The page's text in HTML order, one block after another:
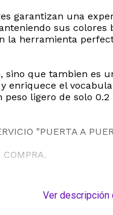
garantizan una
sus
la herramienta
que tambien es
el
ligero de solo
"PUERTA A
Ver descripción